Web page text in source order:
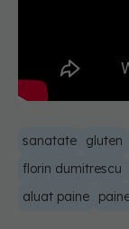
sanatate gluten
florin dumitrescu
aluat paine